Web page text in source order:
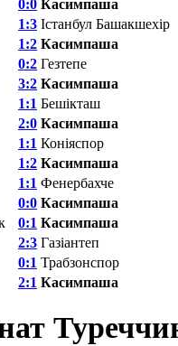
0:0 Касимпаша
1:3 Істанбул Башакшехір
1:2 Касимпаша
0:2 Гезтепе
3:2 Касимпаша
1:1 Бешікташ
2:0 Касимпаша
1:1 Коніяспор
1:2 Касимпаша
1:1 Фенербахче
0:0 Касимпаша
0:1 Касимпаша
2:3 Газіантеп
0:1 Трабзонспор
2:1 Касимпаша